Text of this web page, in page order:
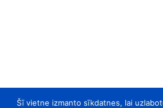
Šī vietne izmanto sīkdatnes, lai